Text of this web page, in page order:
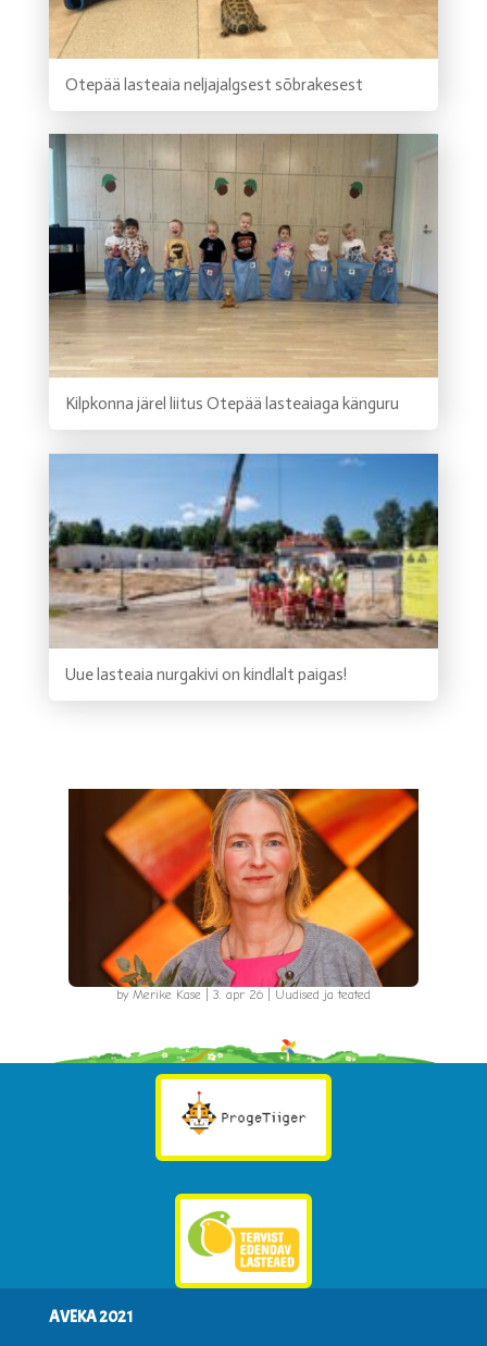
Otepää lasteaia neljajalgsest sõbrakesest
Kilpkonna järel liitus Otepää lasteaiaga känguru
Uue lasteaia nurgakivi on kindlalt paigas!
by Merike Kase 3. apr 26| Uudised ja teated
AVEKA 2021